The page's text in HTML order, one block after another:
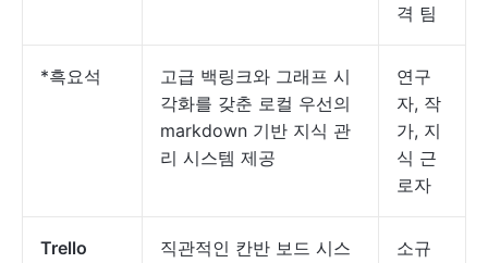
격 팀
*흑요석
고급 백링크와 그래프 시
각화를 갖춘 로컬 우선의
markdown 기반 지식 관
리 시스템 제공
연구
자, 작
가, 지
식 근
로자
Trello
직관적인 칸반 보드 시스
소규